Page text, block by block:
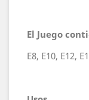
El Juego
E8, E10, E12,